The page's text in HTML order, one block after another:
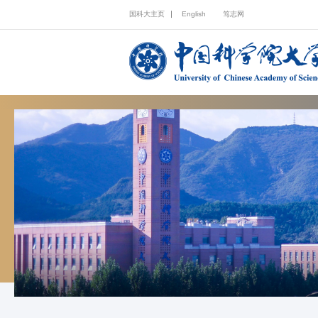
国科大主页 English 笃志网